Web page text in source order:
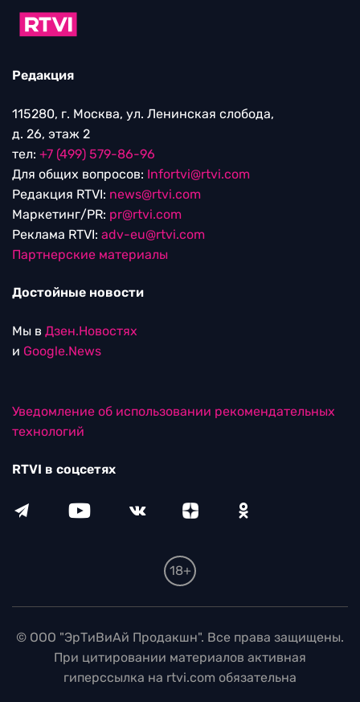
Редакция
115280, г. Москва, ул. Ленинская слобода,
д. 26, этаж 2
тел: +7 (499) 579-86-96
Для общих вопросов: Infortvi@rtvi.com
Редакция RTVI: news@rtvi.com
Маркетинг/PR: pr@rtvi.com
Реклама RTVI: adv-eu@rtvi.com
Партнерские материалы
Достойные новости
Мы в Дзен.Новостях
и Google.News
Уведомление об использовании рекомендательных
технологий
RTVI в соцсетях
18+
© ООО "ЭрТиВиАй Продакшн". Все права защищены.
При цитировании материалов активная
гиперссылка на rtvi.com обязательна